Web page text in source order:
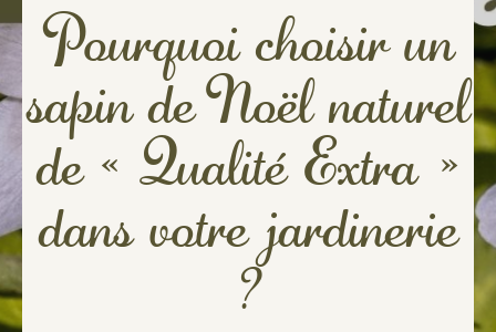
Pourquoi choisir un
sapin de Noël naturel
de « Qualité Extra »
dans votre jardinerie
?